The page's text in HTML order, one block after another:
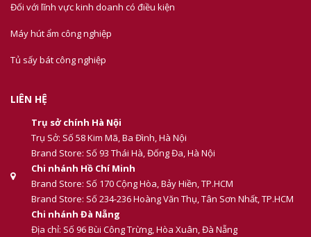
Đối với lĩnh vực kinh doanh có điều kiện
Máy hút ẩm công nghiệp
Tủ sấy bát công nghiệp
LIÊN HỆ
Trụ sở chính Hà Nội
Trụ Sở: Số 58 Kim Mã, Ba Đình, Hà Nội
Brand Store: Số 93 Thái Hà, Đống Đa, Hà Nội
Chi nhánh Hồ Chí Minh
Brand Store: Số 170 Cộng Hòa, Bảy Hiền, TP.HCM
Brand Store: Số 234-236 Hoàng Văn Thụ, Tân Sơn Nhất, TP.HCM
Chi nhánh Đà Nẵng
Địa chỉ: Số 96 Bùi Công Trừng, Hòa Xuân, Đà Nẵng